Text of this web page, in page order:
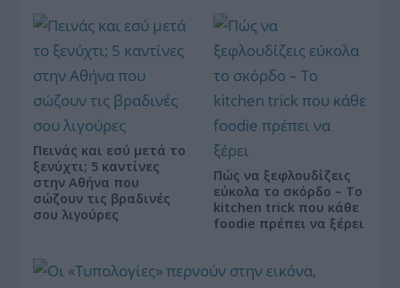
Πεινάς και εσύ μετά το
ξενύχτι; 5 καντίνες
στην Αθήνα που
σώζουν τις βραδινές
σου λιγούρες
Πώς να ξεφλουδίζεις
εύκολα το σκόρδο – Το
kitchen trick που κάθε
foodie πρέπει να ξέρει